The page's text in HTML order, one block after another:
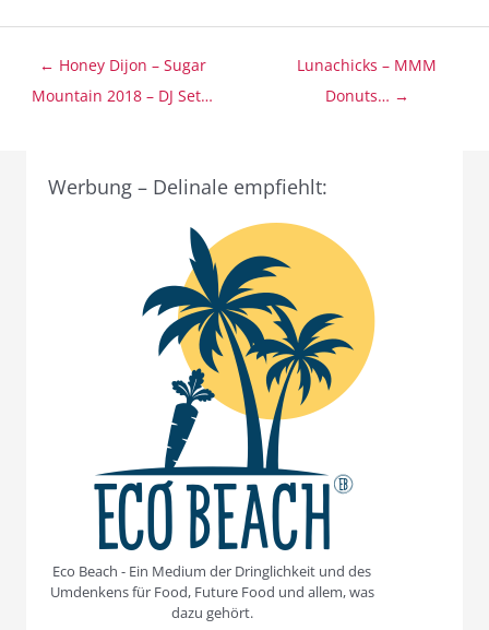
Beitragsnavigation
← Honey Dijon – Sugar
Mountain 2018 – DJ Set…
Lunachicks – MMM
Donuts… →
Werbung – Delinale empfiehlt:
Eco Beach - Ein Medium der Dringlichkeit und des
Umdenkens für Food, Future Food und allem, was
dazu gehört.